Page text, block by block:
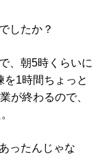
したか？
、朝5時くらいに
1時間ちょっと
が終わるので、
ったんじゃな